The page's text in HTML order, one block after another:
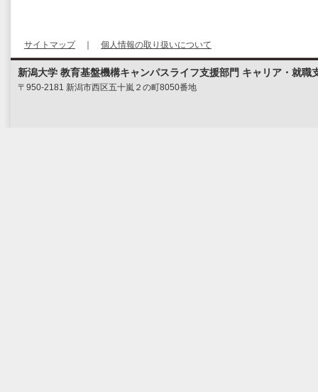
サイトマップ｜ 個人情報の取り扱いについて
新潟大学 教育基盤機構キャンパスライフ支援部門 キャリア・就職
〒950-2181 新潟市西区五十嵐２の町8050番地